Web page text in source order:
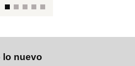
lo nuevo